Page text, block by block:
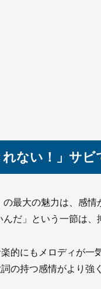
れない！」サ
の最大の魅力は、感
んだ」という一節は
的にもメロディが一
の持つ感情がより強